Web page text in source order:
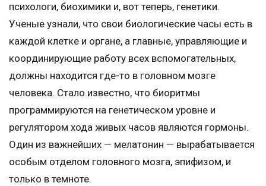
психологи, биохимики и, вот теперь, генетики.
Ученые узнали, что свои биологические часы есть в
каждой клетке и органе, а главные, управляющие и
координирующие работу всех вспомогательных,
должны находится где-то в головном мозге
человека. Стало известно, что биоритмы
программируются на генетическом уровне и
регулятором хода живых часов являются гормоны.
Один из важнейших — мелатонин — вырабатывается
особым отделом головного мозга, эпифизом, и
только в темноте.